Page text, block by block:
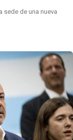
sede de una nueva